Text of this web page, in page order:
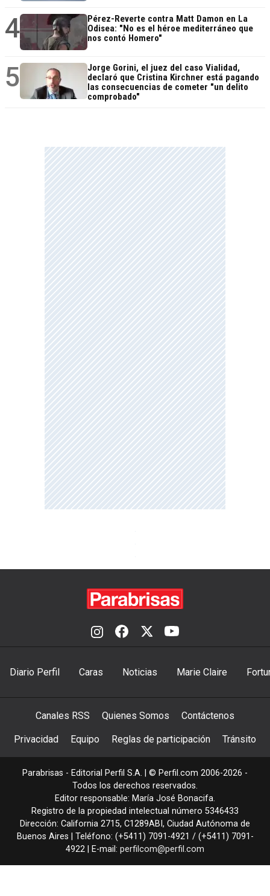
4
Pérez-Reverte contra Matt Damon en La
Odisea: "No es el héroe mediterráneo que
nos contó Homero"
5
Jorge Gorini, el juez del caso Vialidad,
declaró que Cristina Kirchner está pagando
las consecuencias de cometer "un delito
comprobado"
Diario Perfil Caras Noticias Marie Claire
Canales RSS Quienes Somos Contáctenos
Privacidad Equipo Reglas de participación Tránsito
Parabrisas - Editorial Perfil S.A. | © Perfil.com 2006-2026 -
Todos los derechos reservados.
Editor responsable: María José Bonacifa.
Registro de la propiedad intelectual número 5346433
Dirección: California 2715, C1289ABI , Ciudad Autónoma de
Buenos Aires | Teléfono: (+5411) 7091-4921 / (+5411) 7091-
4922 | E-mail: perfilcom@perfil.com